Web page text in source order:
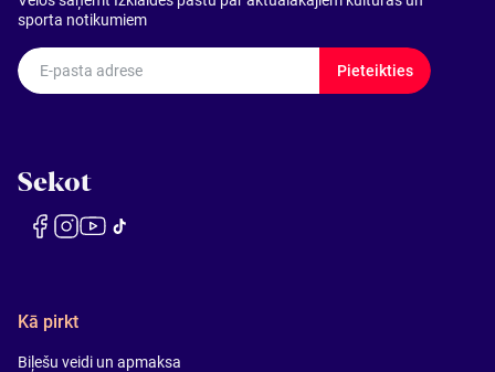
sporta notikumiem
E-pasta adrese Pieteikties
Sekot
Kā pirkt
Biļešu veidi un apmaksa